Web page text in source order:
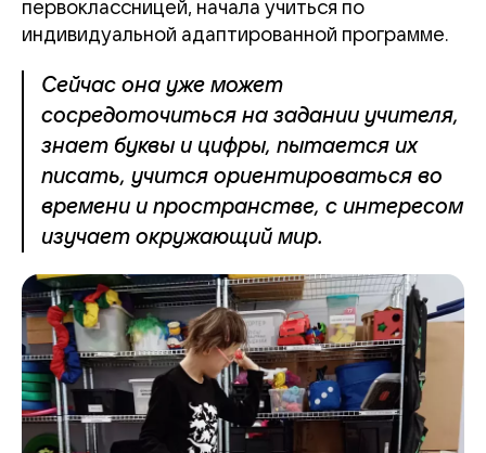
первоклассницей, начала учиться по
индивидуальной адаптированной программе.
Сейчас она уже может
сосредоточиться на задании учителя,
знает буквы и цифры, пытается их
писать, учится ориентироваться во
времени и пространстве, с интересом
изучает окружающий мир.